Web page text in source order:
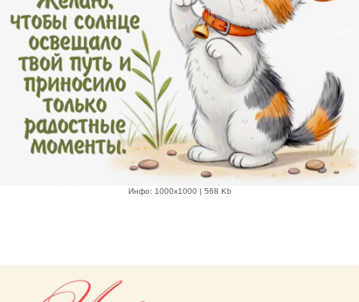
Инфо: 1000х1000 | 568 Kb